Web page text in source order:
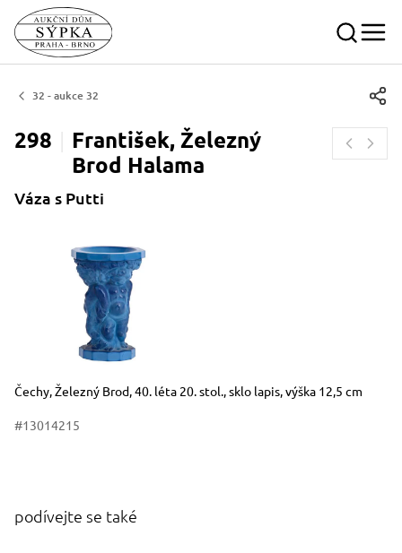
32 - aukce 32
298
František, Železný
Brod Halama
Váza s Putti
Rozměry
Stručný popis předmětu
Čechy, Železný Brod, 40. léta 20. stol., sklo lapis, výška 12,5 cm
#13014215
podívejte se také